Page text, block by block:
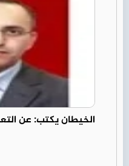
الخيطان يكتب: عن